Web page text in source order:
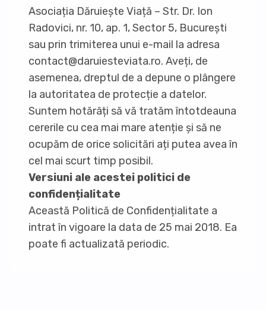
Asociația Dăruiește Viață – Str. Dr. Ion
Radovici, nr. 10, ap. 1, Sector 5, București
sau prin trimiterea unui e-mail la adresa
contact@daruiesteviata.ro. Aveți, de
asemenea, dreptul de a depune o plângere
la autoritatea de protecție a datelor.
Suntem hotărâți să vă tratăm întotdeauna
cererile cu cea mai mare atenție și să ne
ocupăm de orice solicitări ați putea avea în
cel mai scurt timp posibil.
Versiuni ale acestei politici de
confidențialitate
Această Politică de Confidențialitate a
intrat în vigoare la data de 25 mai 2018. Ea
poate fi actualizată periodic.